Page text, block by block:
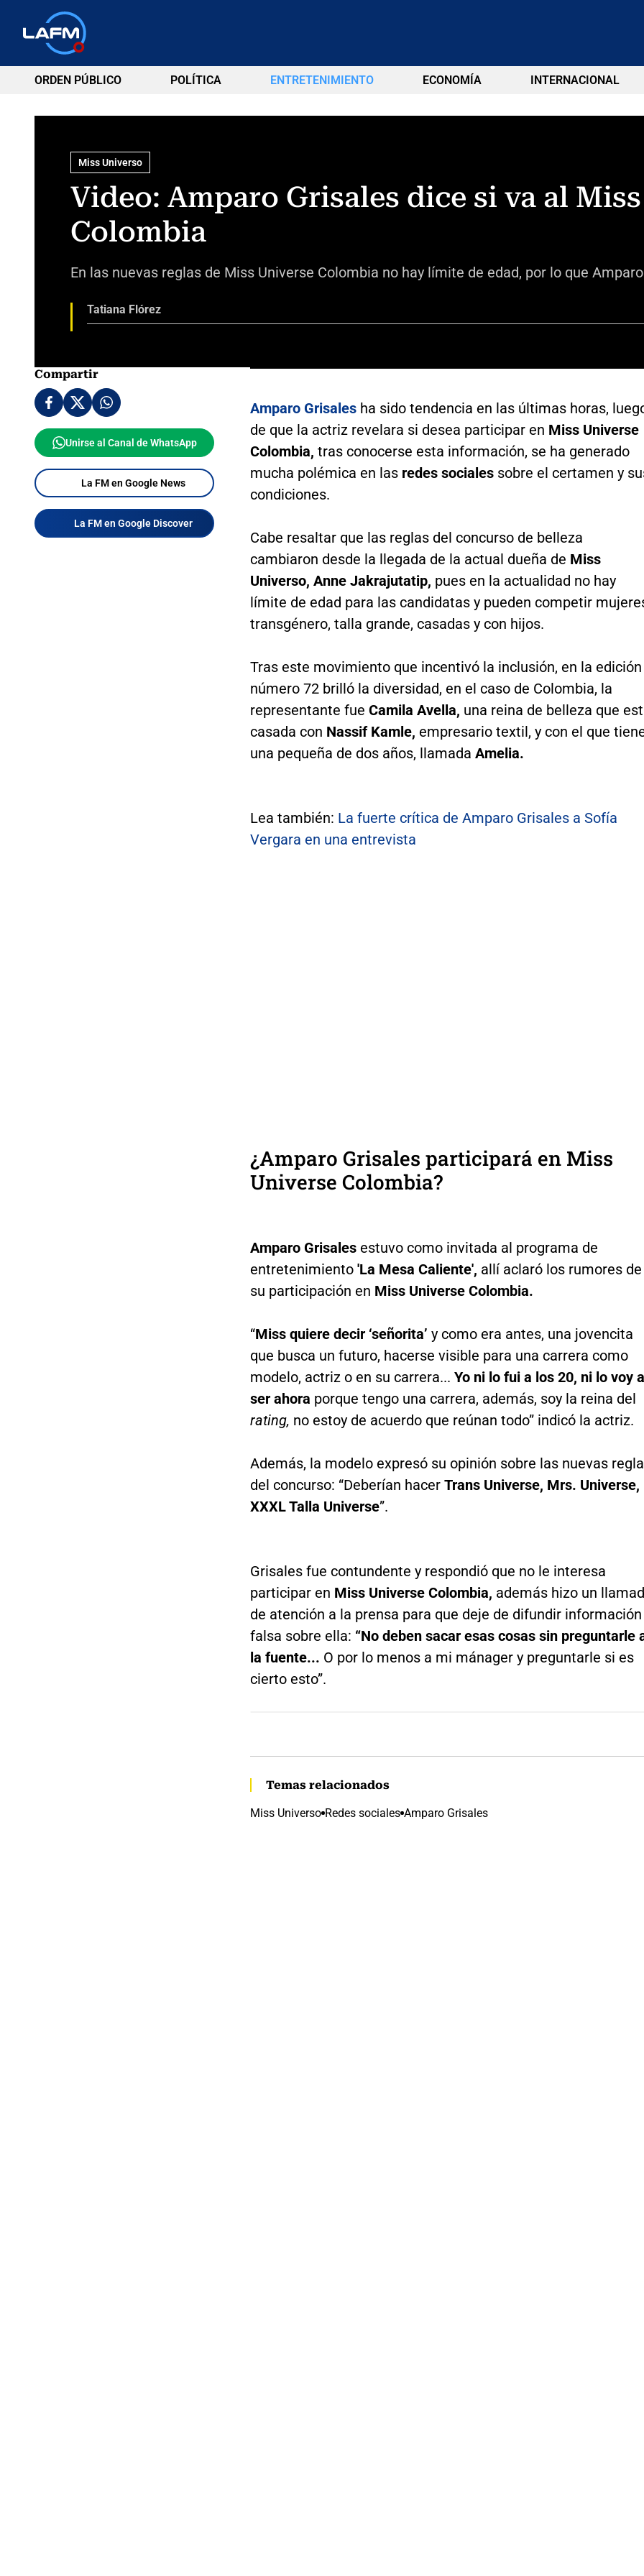
ORDEN PÚBLICO POLÍTICA ENTRETENIMIENTO ECONOMÍA INTERNACIONAL
Miss Universo
Video: Amparo Grisales dice si va al
Colombia
En las nuevas reglas de Miss Universe Colombia no hay límite de edad, por lo que
Tatiana Flórez
Compartir
Unirse al Canal de WhatsApp
La FM en Google News
La FM en Google Discover
Amparo Grisalesha sido tendencia en las últimas horas,
de que la actriz revelara si desea participar en Miss Universe
Colombia, tras conocerse esta información, se ha generado
mucha polémica en las redes socialessobre el certamen y
condiciones.
Cabe resaltar que las reglas del concurso de belleza
cambiaron desde la llegada de la actual dueña de Miss
Universo, Anne Jakrajutatip, pues en la actualidad no hay
límite de edad para las candidatas y pueden competir
transgénero, talla grande, casadas y con hijos.
Tras este movimiento que incentivó la inclusión, en la edición
número 72 brilló la diversidad, en el caso de Colombia, la
representante fue Camila Avella, una reina de belleza que
casada con Nassif Kamle, empresario textil, y con el que
una pequeña de dos años, llamada Amelia.
Lea también: La fuerte crítica de Amparo Grisales a Sofía
Vergara en una entrevista
¿Amparo Grisales participará en Miss
Universe Colombia?
Amparo Grisales estuvo como invitada al programa de
entretenimiento'La Mesa Caliente', allí aclaró los rumores de
su participación en Miss Universe Colombia.
“Miss quiere decir ‘señorita’ y como era antes, una jovencita
que busca un futuro, hacerse visible para una carrera como
modelo, actriz o en su carrera... Yo ni lo fui a los 20, ni lo voy a
ser ahora porque tengo una carrera, además, soy la reina del
rating, no estoy de acuerdo que reúnan todo” indicó la actriz.
Además, la modelo expresó su opinión sobre las nuevas
del concurso: “Deberían hacer Trans Universe, Mrs. Universe,
XXXL Talla Universe”.
Grisales fue contundente y respondió que no le interesa
participar en Miss Universe Colombia, además hizo un
de atención a la prensa para que deje de difundir información
falsa sobre ella: “No deben sacar esas cosas sin preguntarle
la fuente... O por lo menos a mi mánager y preguntarle si es
cierto esto”.
Temas relacionados
Miss Universo Redes sociales Amparo Grisales